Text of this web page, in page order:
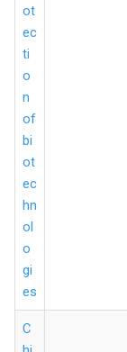
ot
ec
ti
o
n
of
bi
ot
ec
hn
ol
o
gi
es
C